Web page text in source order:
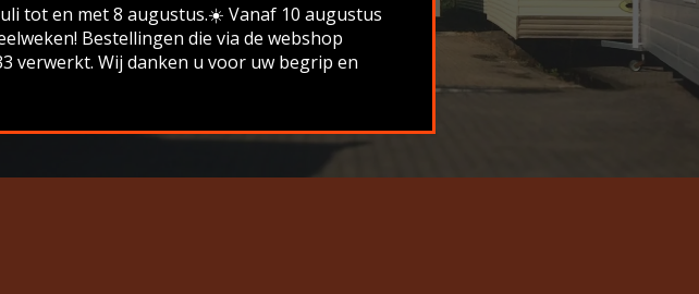
tot en met 8 augustus.☀️ Vanaf 10 augustus
Bestellingen die via de webshop
verwerkt. Wij danken u voor uw begrip en